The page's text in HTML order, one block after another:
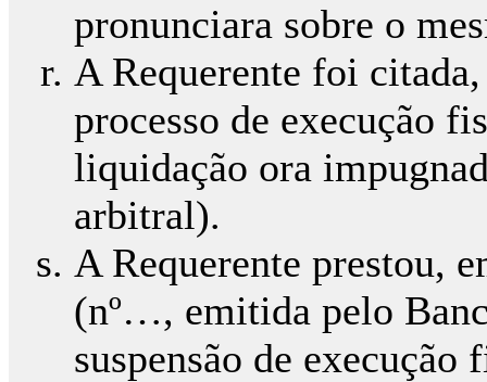
pronunciara sobre o
A Requerente foi
processo de execução
liquidação ora
arbitral).
A Requerente prestou,
(nº…, emitida pelo
suspensão de